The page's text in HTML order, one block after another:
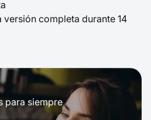
versión completa durante 14
para siempre